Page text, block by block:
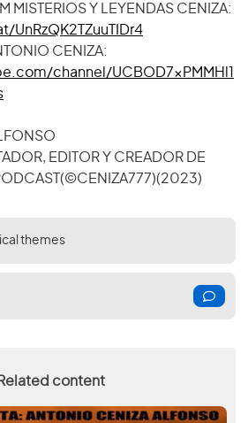
MISTERIOS Y LEYENDAS CENIZA:
CENIZA:
channel/UCBOD7xPMMHl1
EDITOR Y CREADOR DE
themes
Related content